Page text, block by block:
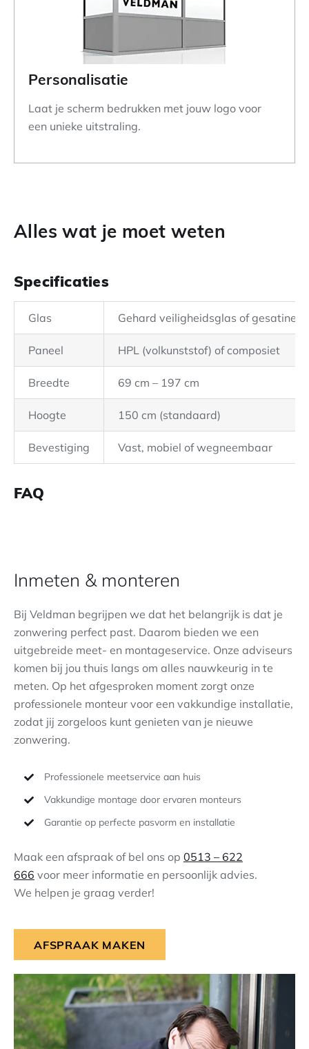
Personalisatie
Laat je scherm bedrukken met jouw logo voor
een unieke uitstraling.
Alles wat je moet weten
Specificaties
Glas Gehard veiligheidsglas of
Paneel HPL (volkunststof) of composiet
Breedte 69 cm – 197 cm
Hoogte 150 cm (standaard)
Bevestiging Vast, mobiel of wegneembaar
FAQ
Inmeten & monteren
Bij Veldman begrijpen we dat het belangrijk is dat je
zonwering perfect past. Daarom bieden we een
uitgebreide meet- en montageservice. Onze adviseurs
komen bij jou thuis langs om alles nauwkeurig in te
meten. Op het afgesproken moment zorgt onze
professionele monteur voor een vakkundige installatie,
zodat jij zorgeloos kunt genieten van je nieuwe
zonwering.
Professionele meetservice aan huis
Vakkundige montage door ervaren monteurs
Garantie op perfecte pasvorm en installatie
Maak een afspraak of bel ons op 0513 – 622
666 voor meer informatie en persoonlijk advies.
We helpen je graag verder!
AFSPRAAK MAKEN